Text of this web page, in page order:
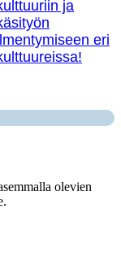
ja
eri
olevien